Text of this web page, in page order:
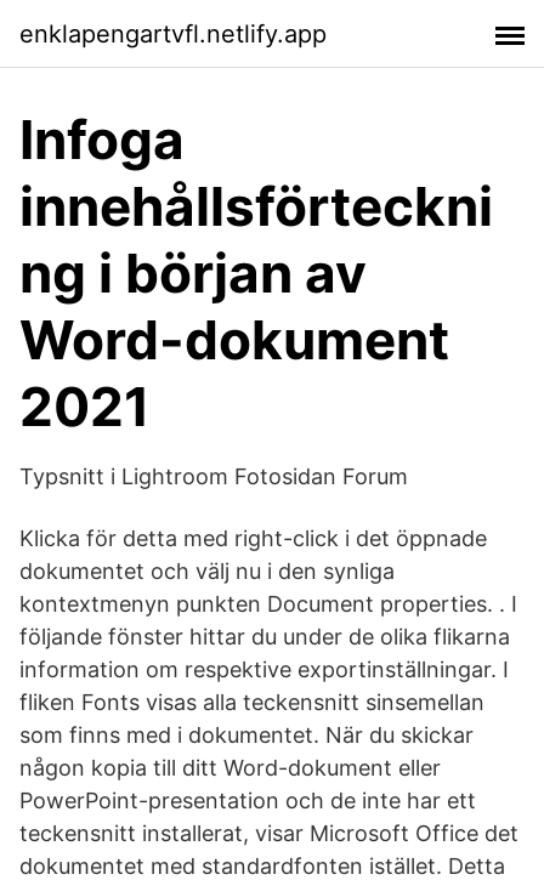
enklapengartvfl.netlify.app
Infoga
innehållsförteckni
ng i början av
Word-dokument
2021
Typsnitt i Lightroom Fotosidan Forum
Klicka för detta med right-click i det öppnade
dokumentet och välj nu i den synliga
kontextmenyn punkten Document properties. . I
följande fönster hittar du under de olika flikarna
information om respektive exportinställningar. I
fliken Fonts visas alla teckensnitt sinsemellan
som finns med i dokumentet. När du skickar
någon kopia till ditt Word-dokument eller
PowerPoint-presentation och de inte har ett
teckensnitt installerat, visar Microsoft Office det
dokumentet med standardfonten istället. Detta